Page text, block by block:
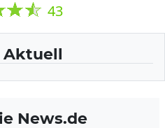
43
Aktuell
News.de